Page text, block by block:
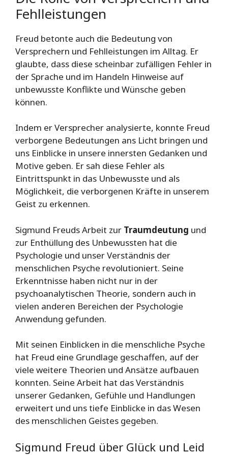
Fehlleistungen
Freud betonte auch die Bedeutung von
Versprechern und Fehlleistungen im Alltag. Er
glaubte, dass diese scheinbar zufälligen Fehler in
der Sprache und im Handeln Hinweise auf
unbewusste Konflikte und Wünsche geben
können.
Indem er Versprecher analysierte, konnte Freud
verborgene Bedeutungen ans Licht bringen und
uns Einblicke in unsere innersten Gedanken und
Motive geben. Er sah diese Fehler als
Eintrittspunkt in das Unbewusste und als
Möglichkeit, die verborgenen Kräfte in unserem
Geist zu erkennen.
Sigmund Freuds Arbeit zur Traumdeutung und
zur Enthüllung des Unbewussten hat die
Psychologie und unser Verständnis der
menschlichen Psyche revolutioniert. Seine
Erkenntnisse haben nicht nur in der
psychoanalytischen Theorie, sondern auch in
vielen anderen Bereichen der Psychologie
Anwendung gefunden.
Mit seinen Einblicken in die menschliche Psyche
hat Freud eine Grundlage geschaffen, auf der
viele weitere Theorien und Ansätze aufbauen
konnten. Seine Arbeit hat das Verständnis
unserer Gedanken, Gefühle und Handlungen
erweitert und uns tiefe Einblicke in das Wesen
des menschlichen Geistes gegeben.
Sigmund Freud über Glück und Leid